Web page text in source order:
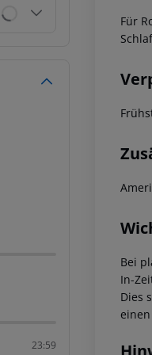
23:59
Für
Bei
In-
Dies